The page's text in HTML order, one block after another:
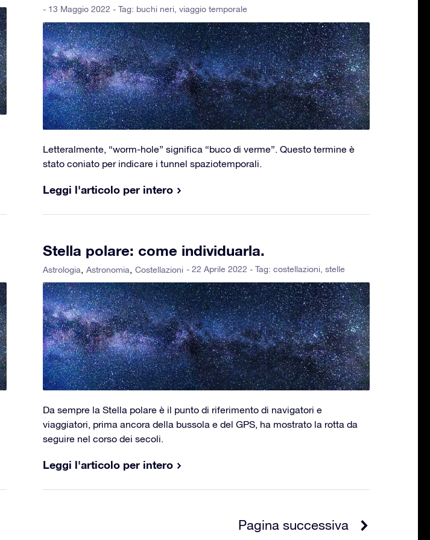
- 13 Maggio 2022 - Tag: buchi neri viaggio temporale
Letteralmente, “worm-hole” significa “buco di verme”. Questo termine è
stato coniato per indicare i tunnel spaziotemporali.
Leggi l'articolo per intero
Stella polare: come individuarla.
Astrologia Astronomia Costellazioni - 22 Aprile 2022 - Tag: costellazioni, stelle
Da sempre la Stella polare è il punto di riferimento di navigatori e
viaggiatori, prima ancora della bussola e del GPS, ha mostrato la rotta da
seguire nel corso dei secoli.
Leggi l'articolo per intero
Pagina successiva